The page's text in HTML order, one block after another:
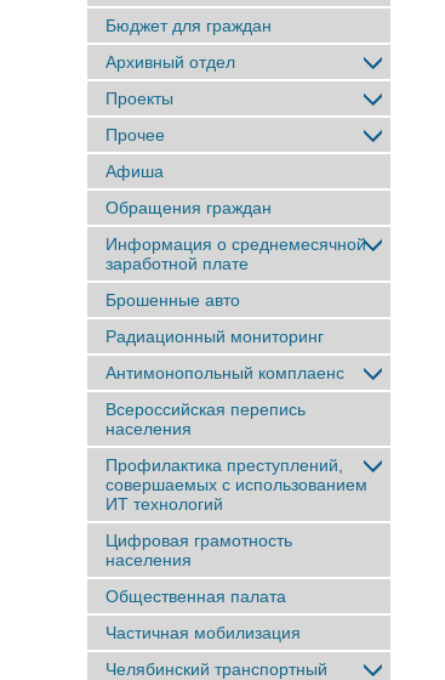
Бюджет для граждан
Архивный отдел
Проекты
Прочее
Афиша
Обращения граждан
Информация о среднемесячной
заработной плате
Брошенные авто
Радиационный мониторинг
Антимонопольный комплаенс
Всероссийская перепись
населения
Профилактика преступлений,
совершаемых с использованием
ИТ технологий
Цифровая грамотность
населения
Общественная палата
Частичная мобилизация
Челябинский транспортный